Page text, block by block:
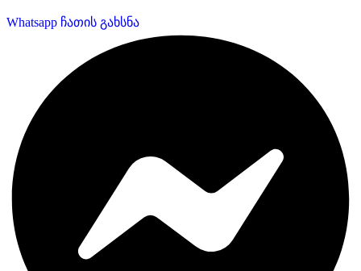
Whatsapp ჩათის გახსნა